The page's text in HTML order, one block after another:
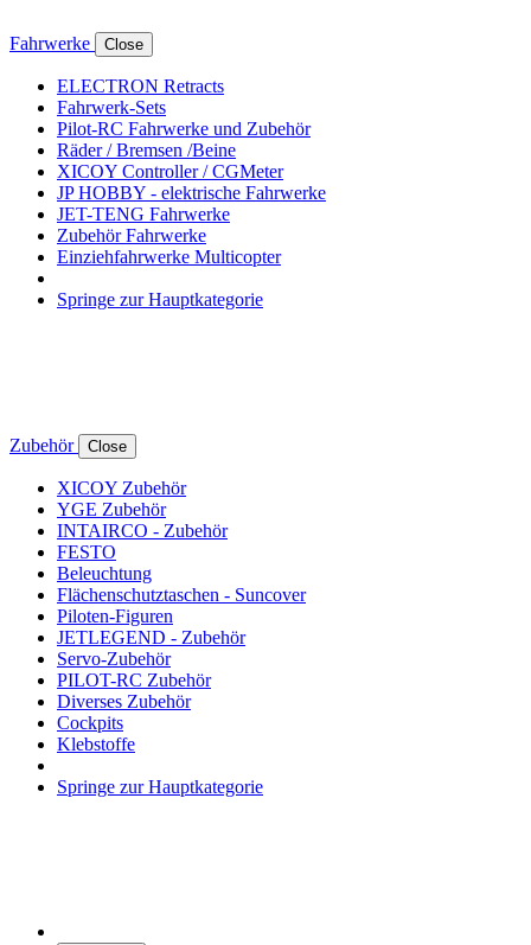
Fahrwerke Close
ELECTRON Retracts
Fahrwerk-Sets
Pilot-RC Fahrwerke und Zubehör
Räder / Bremsen /Beine
XICOY Controller / CGMeter
JP HOBBY - elektrische Fahrwerke
JET-TENG Fahrwerke
Zubehör Fahrwerke
Einziehfahrwerke Multicopter
Springe zur Hauptkategorie
Zubehör Close
XICOY Zubehör
YGE Zubehör
INTAIRCO - Zubehör
FESTO
Beleuchtung
Flächenschutztaschen - Suncover
Piloten-Figuren
JETLEGEND - Zubehör
Servo-Zubehör
PILOT-RC Zubehör
Diverses Zubehör
Cockpits
Klebstoffe
Springe zur Hauptkategorie